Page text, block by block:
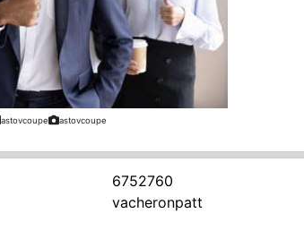
astovcoupe astovcoupe
6752760
vacheronpatt